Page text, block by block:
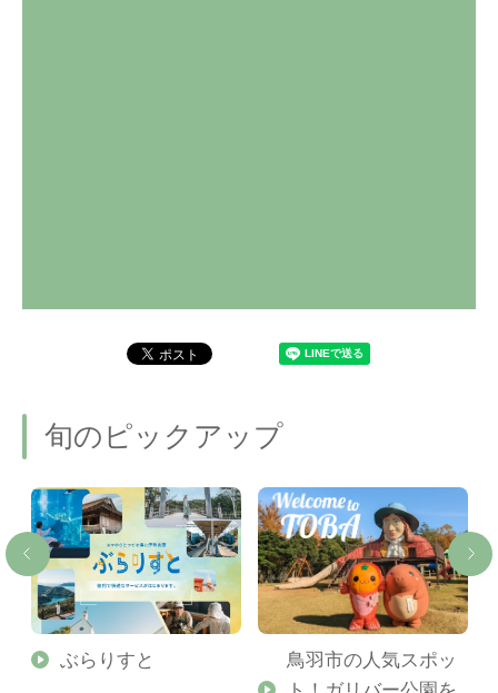
旬のピックアップ
ぶらりすと
鳥羽市の人気スポッ